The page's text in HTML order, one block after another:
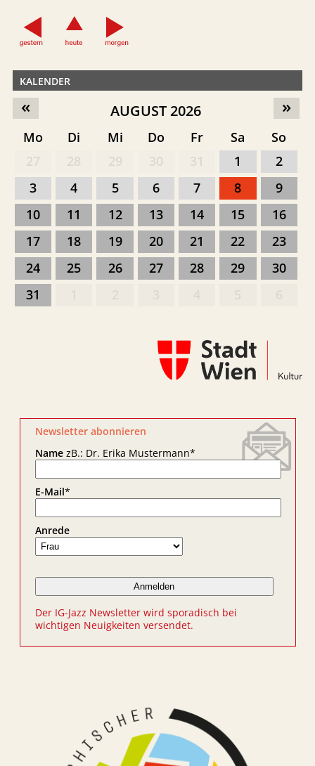
KALENDER
»
« AUGUST 2026
Mo Di Mi Do Fr Sa
So
1
2
3
4 5 6 7 8
9
10
11 12 13 14 15
16
17
18 19 20 21 22
23
24
25 26 27 28 29
30
31
Newsletter abonnieren
NamezB.: Dr. Erika Mustermann*
E-Mail*
Anrede
Der IG-Jazz Newsletter wird sporadisch bei
wichtigen Neuigkeiten versendet.